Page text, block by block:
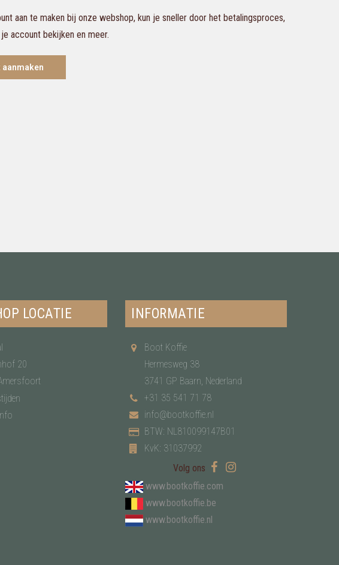
aan te maken bij onze webshop, kun je sneller door het betalingsproces,
account bekijken en meer.
LOCATIE
20
INFORMATIE
Boot Koffie
Hermesweg 38
3741 GP Baarn, Nederland
+31 35 541 71 78
info@bootkoffie.nl
BTW: NL810099147B01
KvK: 31037992
Volg ons
www.bootkoffie.com
www.bootkoffie.be
www.bootkoffie.nl